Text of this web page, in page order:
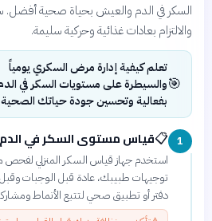
السكر في الدم والعيش بحياة صحية
والالتزام بعادات غذائية وحركية سليمة.
🎯
تعلم كيفية إدارة مرض السكري يومياً
والسيطرة على مستويات السكر في
بفعالية وتحسين جودة حياتك الصحية
1
📋قياس مستوى السكر في الدم
استخدم جهاز قياس السكر المنزلي
توجيهات طبيبك، عادة قبل الوجبات وقبل
دفتر أو تطبيق صحي لتتبع الأنماط